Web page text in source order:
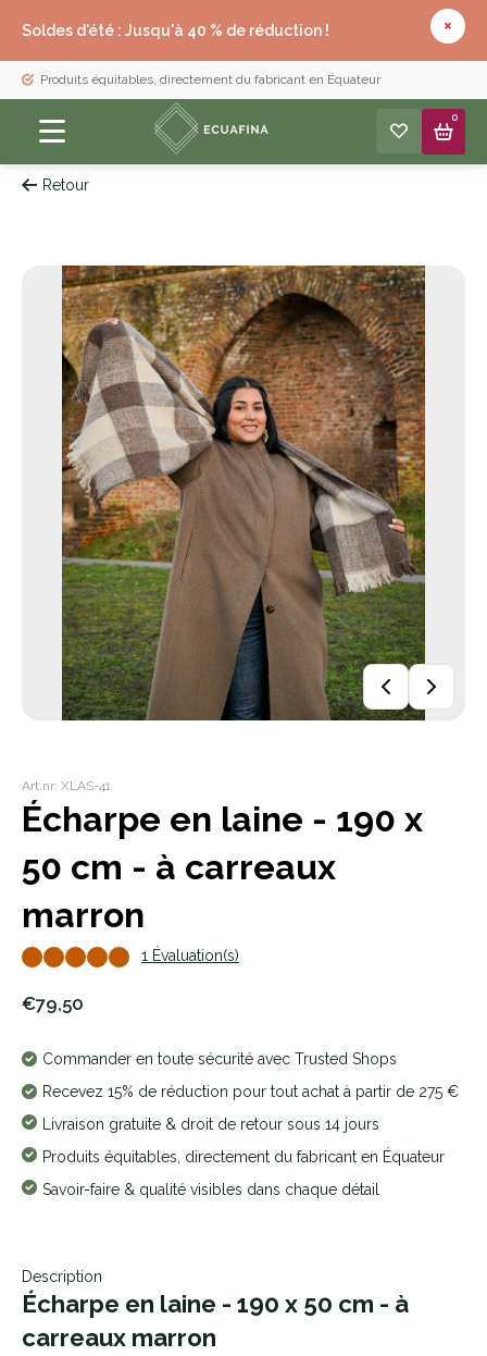
Soldes d'été : Jusqu'à 40 % de réduction !
Produits équitables, directement du fabricant en Équateur
0
Retour
Art.nr: XLAS-41
Écharpe en laine - 190 x
50 cm - à carreaux
marron
1 Évaluation(s)
€79,50
Commander en toute sécurité avec Trusted Shops
Recevez 15% de réduction pour tout achat à partir de 275 €
Livraison gratuite & droit de retour sous 14 jours
Produits équitables, directement du fabricant en Équateur
Savoir-faire & qualité visibles dans chaque détail
Description
Écharpe en laine - 190 x 50 cm - à
carreaux marron